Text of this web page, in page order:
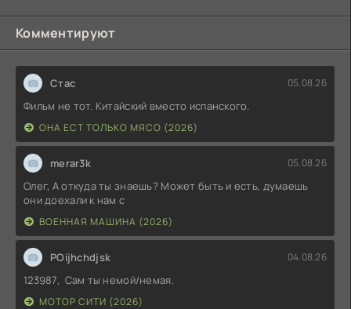
Комментируют
Стас 05.08.26
Фильм не тот. Китайский вместо испанского.
ОНА ЕСТ ТОЛЬКО МЯСО (2026)
merar3k 05.08.26
Олег, А откуда ты знаешь? Может быть и есть, думаешь
они доехали к нам с
ВОЕННАЯ МАШИНА (2026)
POijhchdjsk 04.08.26
123987, Сам ты немой/немая.
МОТОР СИТИ (2026)